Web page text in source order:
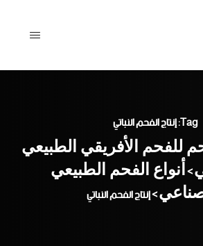
Tag: إنتاج الفحم النباتي
للفحم الأفريقي الطبيعي
>أنواع الفحم الطبيعي
>إنتاج الفحم النباتي